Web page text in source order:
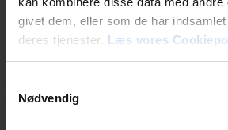
givet dem, eller som de har
deres tjenester. Læs vores
Nødvendig